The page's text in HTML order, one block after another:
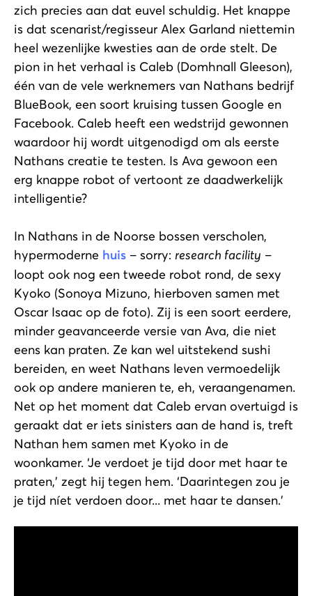
zich precies aan dat euvel schuldig. Het knappe
is dat scenarist/regisseur Alex Garland niettemin
heel wezenlijke kwesties aan de orde stelt. De
pion in het verhaal is Caleb (Domhnall Gleeson),
één van de vele werknemers van Nathans bedrijf
BlueBook, een soort kruising tussen Google en
Facebook. Caleb heeft een wedstrijd gewonnen
waardoor hij wordt uitgenodigd om als eerste
Nathans creatie te testen. Is Ava gewoon een
erg knappe robot of vertoont ze daadwerkelijk
intelligentie?
In Nathans in de Noorse bossen verscholen,
hypermoderne huis – sorry: research facility –
loopt ook nog een tweede robot rond, de sexy
Kyoko (Sonoya Mizuno, hierboven samen met
Oscar Isaac op de foto). Zij is een soort eerdere,
minder geavanceerde versie van Ava, die niet
eens kan praten. Ze kan wel uitstekend sushi
bereiden, en weet Nathans leven vermoedelijk
ook op andere manieren te, eh, veraangenamen.
Net op het moment dat Caleb ervan overtuigd is
geraakt dat er iets sinisters aan de hand is, treft
Nathan hem samen met Kyoko in de
woonkamer. ‘Je verdoet je tijd door met haar te
praten,’ zegt hij tegen hem. ‘Daarintegen zou je
je tijd níet verdoen door... met haar te dansen.’